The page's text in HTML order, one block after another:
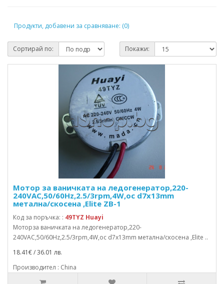
Продукти, добавени за сравняване: (0)
Сортирай по: Покажи:
Мотор за ваничката на ледогенератор,220-
240VAC,50/60Hz,2.5/3rpm,4W,ос d7x13mm
метална/скосена ,Elite ZB-1
Код за поръчка: : 49TYZ Huayi
Моторза ваничката на ледогенератор,220-
240VAC,50/60Hz,2.5/3rpm,4W,ос d7x13mm метална/скосена ,Elite ..
18.41€ / 36.01 лв.
Производител : China